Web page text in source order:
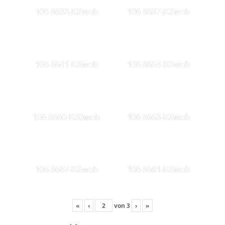
106 8632-KSweb 106 8637-KSweb
106 8641-KSweb 106 8654-KSweb
106 8660-KS0web 106 8663-KSweb
106 8667-KSweb 106 8681-KSweb
« ‹ von 3 › »